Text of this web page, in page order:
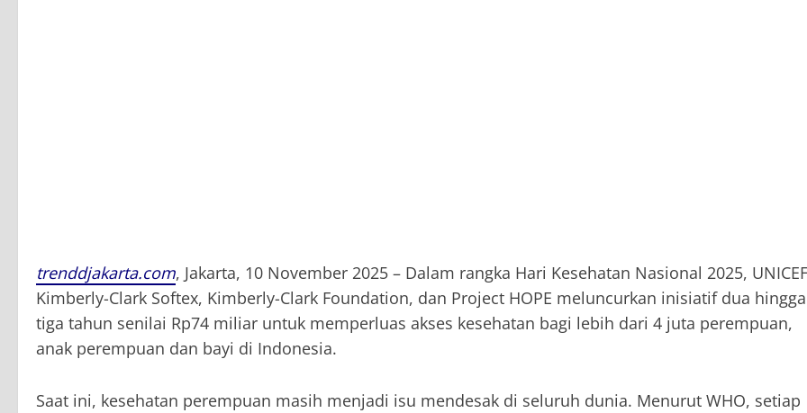
trenddjakarta.com, Jakarta, 10 November 2025 – Dalam rangka Hari Kesehatan Nasional 2025,
Kimberly-Clark Softex, Kimberly-Clark Foundation, dan Project HOPE meluncurkan inisiatif dua hingga
tiga tahun senilai Rp74 miliar untuk memperluas akses kesehatan bagi lebih dari 4 juta perempuan,
anak perempuan dan bayi di Indonesia.
Saat ini, kesehatan perempuan masih menjadi isu mendesak di seluruh dunia. Menurut WHO, setiap